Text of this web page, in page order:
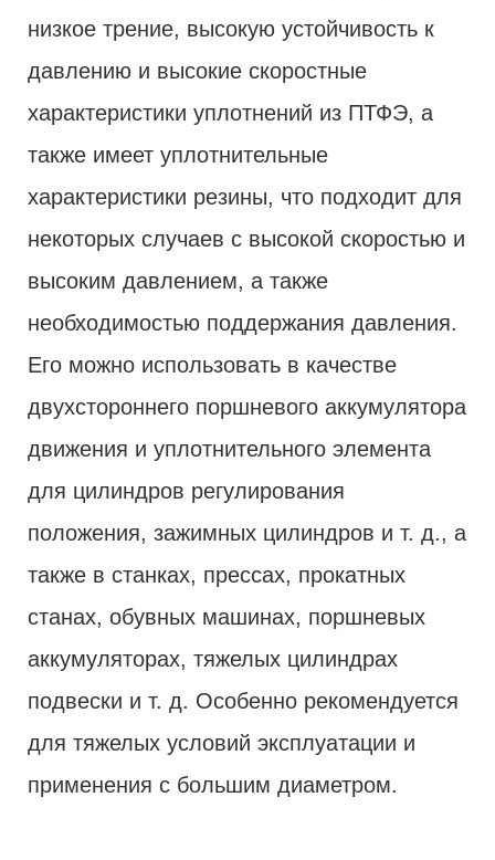
низкое трение, высокую устойчивость к
давлению и высокие скоростные
характеристики уплотнений из ПТФЭ, а
также имеет уплотнительные
характеристики резины, что подходит для
некоторых случаев с высокой скоростью и
высоким давлением, а также
необходимостью поддержания давления.
Его можно использовать в качестве
двухстороннего поршневого аккумулятора
движения и уплотнительного элемента
для цилиндров регулирования
положения, зажимных цилиндров и т. д., а
также в станках, прессах, прокатных
станах, обувных машинах, поршневых
аккумуляторах, тяжелых цилиндрах
подвески и т. д. Особенно рекомендуется
для тяжелых условий эксплуатации и
применения с большим диаметром.